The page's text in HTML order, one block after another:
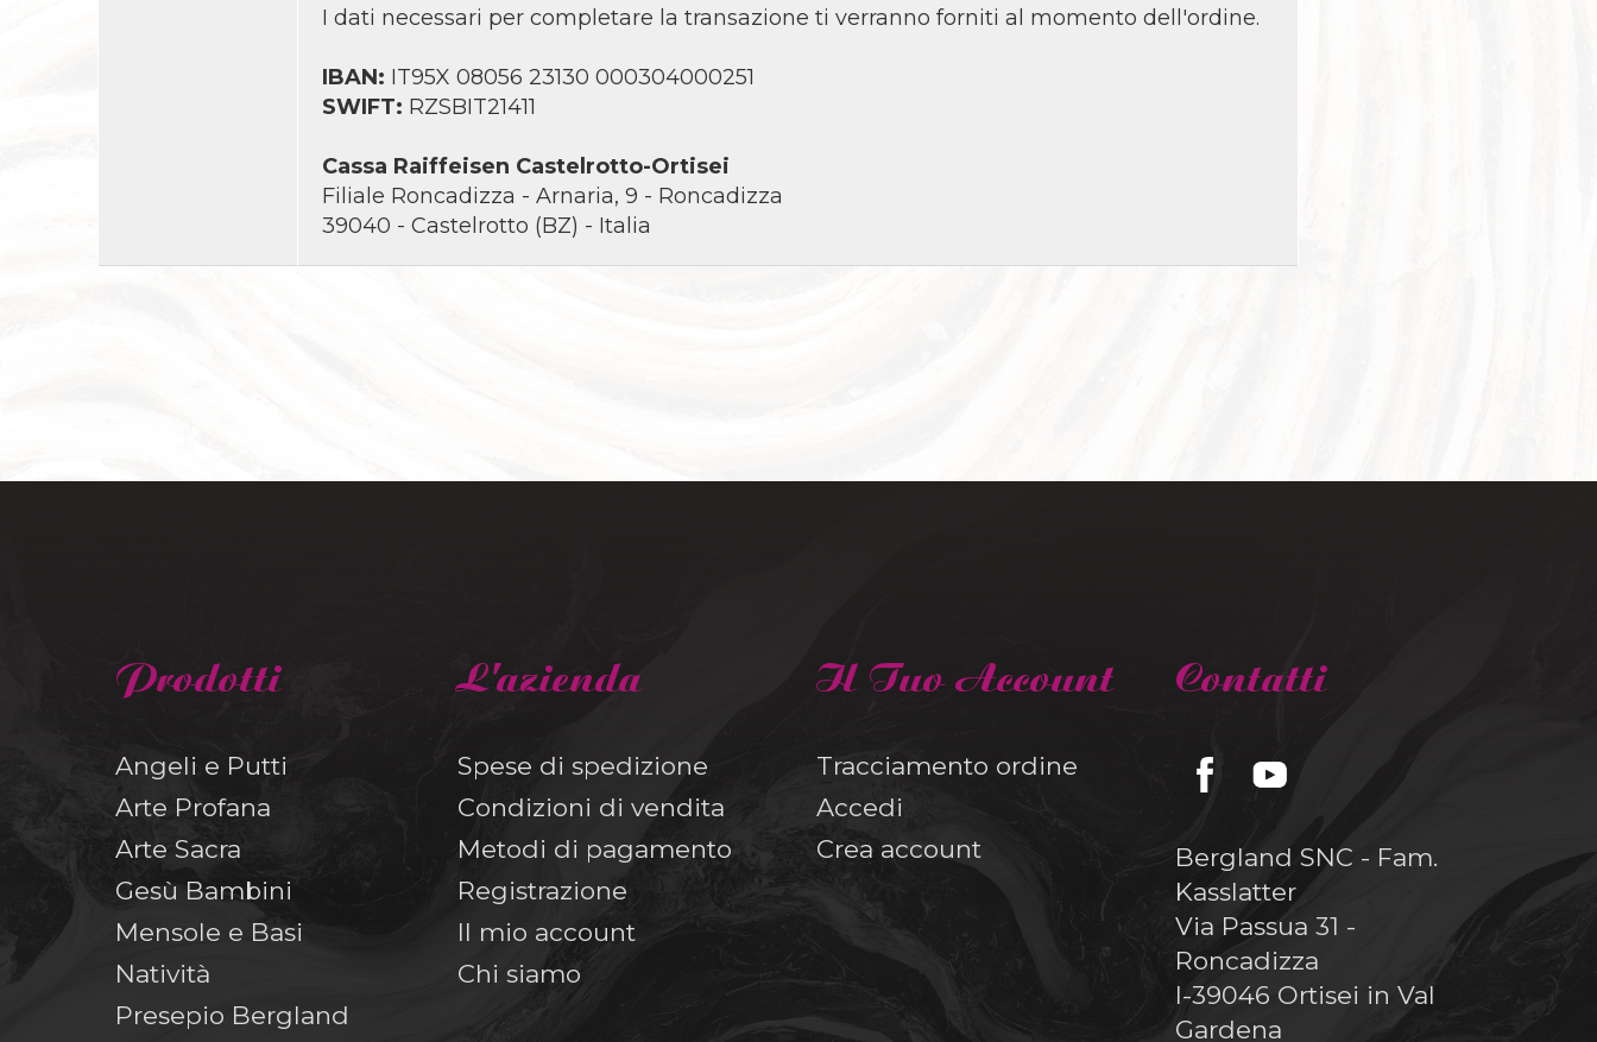
I dati necessari per completare la transazione ti verranno forniti al momento dell'ordine.
IBAN: IT95X 08056 23130 000304000251
SWIFT: RZSBIT21411
Cassa Raiffeisen Castelrotto-Ortisei
Filiale Roncadizza - Arnaria, 9 - Roncadizza
39040 - Castelrotto (BZ) - Italia
Prodotti
Angeli e Putti
Arte Profana
Arte Sacra
Gesù Bambini
Mensole e Basi
Natività
Presepio Bergland
L'azienda
Spese di spedizione
Condizioni di vendita
Metodi di pagamento
Registrazione
Il mio account
Chi siamo
Il Tuo Account
Tracciamento ordine
Accedi
Crea account
Contatti
Bergland SNC - Fam.
Kasslatter
Via Passua 31 -
Roncadizza
I-39046 Ortisei in Val
Gardena